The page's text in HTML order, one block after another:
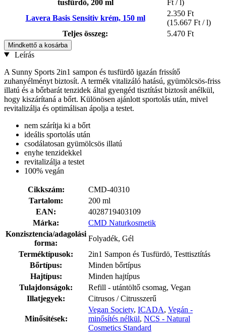
tusfürdő, 200 ml
Ft / l)
Lavera Basis Sensitiv krém, 150 ml
2.350 Ft
(15.667 Ft / l)
Teljes összeg:
5.470 Ft
Mindkettő a kosárba
Leírás
A Sunny Sports 2in1 sampon és tusfürdõ igazán frissítő
zuhanyélményt biztosít. A termék vitalizáló hatású, gyümölcsös-friss
illatú és a bőrbarát tenzidek által gyengéd tisztítást biztosít anélkül,
hogy kiszárítaná a bőrt. Különösen ajánlott sportolás után, mivel
revitalizálja és optimálisan ápolja a testet.
nem szárítja ki a bőrt
ideális sportolás után
csodálatosan gyümölcsös illatú
enyhe tenzidekkel
revitalizálja a testet
100% vegán
Cikkszám:
CMD-40310
Tartalom:
200 ml
EAN:
4028719403109
Márka:
CMD Naturkosmetik
Konzisztencia/adagolási
forma:
Folyadék, Gél
Terméktípusok:
2in1 Sampon és Tusfürdö, Testtisztítás
Bőrtípus:
Minden bőrtípus
Hajtípus:
Minden hajtípus
Tulajdonságok:
Refill - utántöltő csomag, Vegan
Illatjegyek:
Citrusos / Citrusszerű
Minősítések:
Vegan Society, ICADA, Vegán -
minősítés nélkül, NCS - Natural
Cosmetics Standard